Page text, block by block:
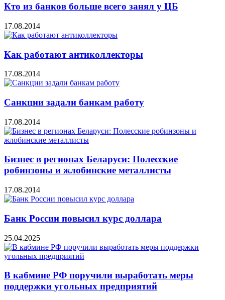
Кто из банков больше всего занял у ЦБ
17.08.2014
Как работают антиколлекторы
17.08.2014
Санкции задали банкам работу
17.08.2014
Бизнес в регионах Беларуси: Полесские
робинзоны и жлобинские металлисты
17.08.2014
Банк России повысил курс доллара
25.04.2025
В кабмине РФ поручили выработать меры
поддержки угольных предприятий